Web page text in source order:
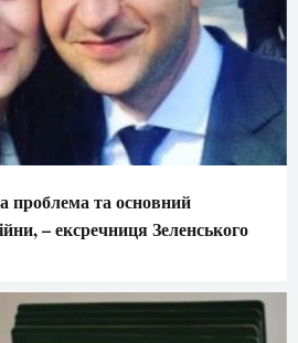
проблема та основний
– ексречниця Зеленського